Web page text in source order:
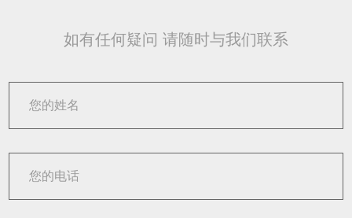
如有任何疑问 请随时与我们联系